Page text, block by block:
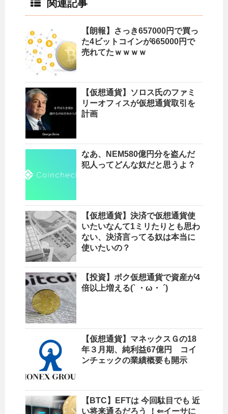
関連記事
【朗報】さっき657000円で買っ
た4ビットコインが665000円で
売れてたｗｗｗｗ
【仮想通貨】ソロス氏のファミ
リーオフィスが仮想通貨取引を
計画
なあ、NEM580億円分を盗んだ
犯人ってどんな奴だと思うよ？
【仮想通貨】決済で仮想通貨使
いたいなんて1ミリたりとも思わ
ない、決済言ってる奴は本当に
使いたいの？
【投資】ボク仮想通貨で資産が4
倍以上増える(` ・ω・ ´)
【仮想通貨】マネックスＧの18
年３月期、純利益67億円 コイ
ンチェックの業績概要も開示
【BTC】EFTは 今回駄目でも 近
い将来通るだろう ！⇐イーサに